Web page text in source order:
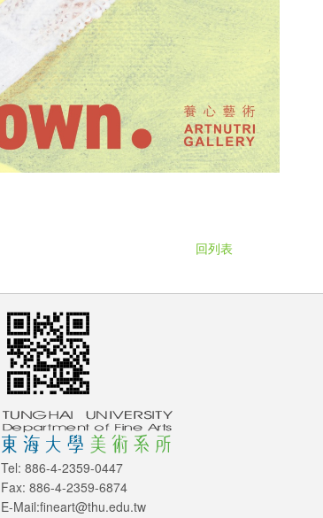
回列表
Tel: 886-4-2359-0447
Fax: 886-4-2359-6874
E-Mail:fineart@thu.edu.tw